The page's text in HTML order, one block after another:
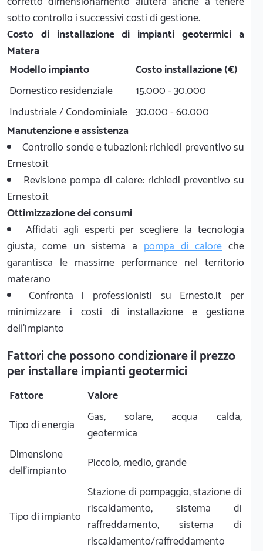
sotto controllo i successivi costi di gestione.
Costo di installazione di impianti geotermici a
Matera
Modello impianto
Costo installazione (€)
Domestico residenziale
15.000 - 30.000
Industriale / Condominiale 30.000 - 60.000
Manutenzione e assistenza
Controllo sonde e tubazioni: richiedi preventivo su
Ernesto.it
Revisione pompa di calore: richiedi preventivo su
Ernesto.it
Ottimizzazione dei consumi
Affidati agli esperti per scegliere la tecnologia
giusta, come un sistema a pompa di caloreche
garantisca le massime performance nel territorio
materano
Confronta i professionisti su Ernesto.it per
minimizzare i costi di installazione e gestione
dell'impianto
Fattori che possono condizionare il prezzo
per installare impianti geotermici
Fattore
Valore
Tipo di energia
Gas, solare, acqua calda,
geotermica
Dimensione
dell'impianto
Piccolo, medio, grande
Tipo di impianto
Stazione di pompaggio, stazione di
riscaldamento, sistema di
raffreddamento, sistema di
riscaldamento/raffreddamento